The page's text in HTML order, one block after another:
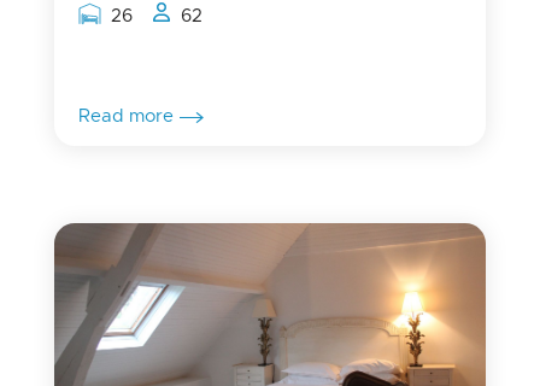
Rooms capacity
26 People capacity
62
Read more